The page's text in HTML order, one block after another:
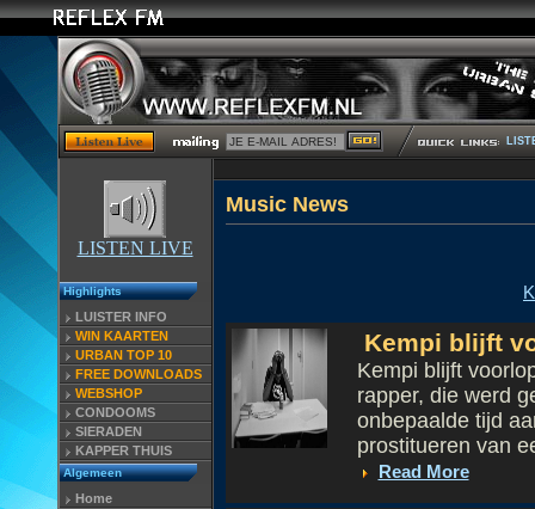
LISTEN LIVE
Highlights
LUISTER INFO
WIN KAARTEN
URBAN TOP 10
FREE DOWNLOADS
WEBSHOP
CONDOOMS
SIERADEN
KAPPER THUIS
Algemeen
Home
Kempi blijft
Kempi blijft
rapper, die werd
onbepaalde tijd
prostitueren van
Read More